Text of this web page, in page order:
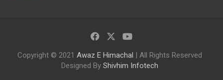
Copyright © 2021 Awaz E Himachal | All Rights Reserved
Designed By Shivhim Infotech